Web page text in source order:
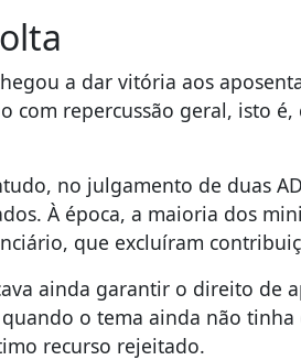
a dar vitória aos
com repercussão geral, isto
no julgamento de duas
À época, a maioria dos
que excluíram
ainda garantir o direito de
quando o tema ainda não
recurso rejeitado.